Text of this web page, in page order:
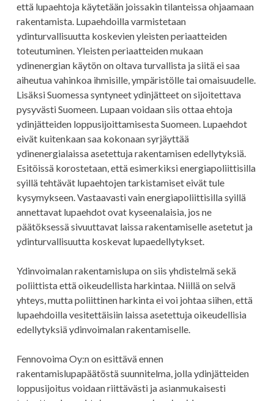
että lupaehtoja käytetään joissakin tilanteissa ohjaamaan
rakentamista. Lupaehdoilla varmistetaan
ydinturvallisuutta koskevien yleisten periaatteiden
toteutuminen. Yleisten periaatteiden mukaan
ydinenergian käytön on oltava turvallista ja siitä ei saa
aiheutua vahinkoa ihmisille, ympäristölle tai omaisuudelle.
Lisäksi Suomessa syntyneet ydinjätteet on sijoitettava
pysyvästi Suomeen. Lupaan voidaan siis ottaa ehtoja
ydinjätteiden loppusijoittamisesta Suomeen. Lupaehdot
eivät kuitenkaan saa kokonaan syrjäyttää
ydinenergialaissa asetettuja rakentamisen edellytyksiä.
Esitöissä korostetaan, että esimerkiksi energiapoliittisilla
syillä tehtävät lupaehtojen tarkistamiset eivät tule
kysymykseen. Vastaavasti vain energiapoliittisilla syillä
annettavat lupaehdot ovat kyseenalaisia, jos ne
päätöksessä sivuuttavat laissa rakentamiselle asetetut ja
ydinturvallisuutta koskevat lupaedellytykset.
Ydinvoimalan rakentamislupa on siis yhdistelmä sekä
poliittista että oikeudellista harkintaa. Niillä on selvä
yhteys, mutta poliittinen harkinta ei voi johtaa siihen, että
lupaehdoilla vesitettäisiin laissa asetettuja oikeudellisia
edellytyksiä ydinvoimalan rakentamiselle.
Fennovoima Oy:n on esittävä ennen
rakentamislupapäätöstä suunnitelma, jolla ydinjätteiden
loppusijoitus voidaan riittävästi ja asianmukaisesti